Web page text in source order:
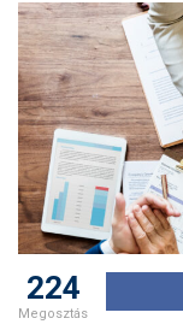
224
Megosztás